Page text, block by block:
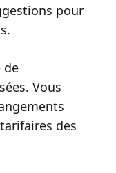
pour
de
Vous
des